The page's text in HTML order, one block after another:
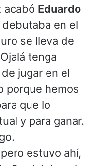
acabó Eduardo
en el
se lleva de
tenga
jugar en el
porque hemos
que lo
y para ganar.
estuvo ahí,